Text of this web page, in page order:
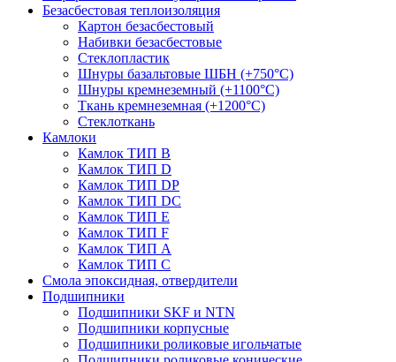
Безасбестовая теплоизоляция
Картон безасбестовый
Набивки безасбестовые
Стеклопластик
Шнуры базальтовые ШБН (+750°С)
Шнуры кремнеземный (+1100°С)
Ткань кремнеземная (+1200°С)
Стеклоткань
Камлоки
Камлок ТИП B
Камлок ТИП D
Камлок ТИП DP
Камлок ТИП DС
Камлок ТИП E
Камлок ТИП F
Камлок ТИП А
Камлок ТИП С
Смола эпоксидная, отвердители
Подшипники
Подшипники SKF и NTN
Подшипники корпусные
Подшипники роликовые игольчатые